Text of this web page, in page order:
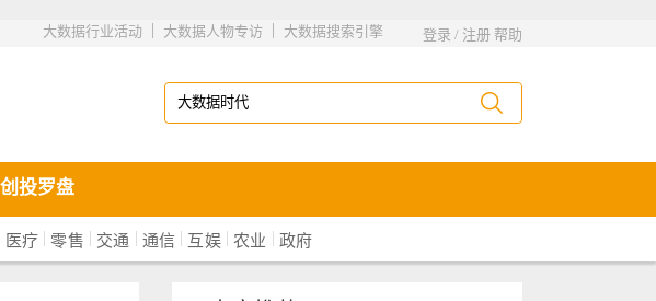
登录 / 注册 帮助
大数据搜索引擎
|
大数据人物专访
|
大数据行业活动
创投罗盘
医疗 | 零售 | 交通 | 通信 | 互娱 | 农业 | 政府